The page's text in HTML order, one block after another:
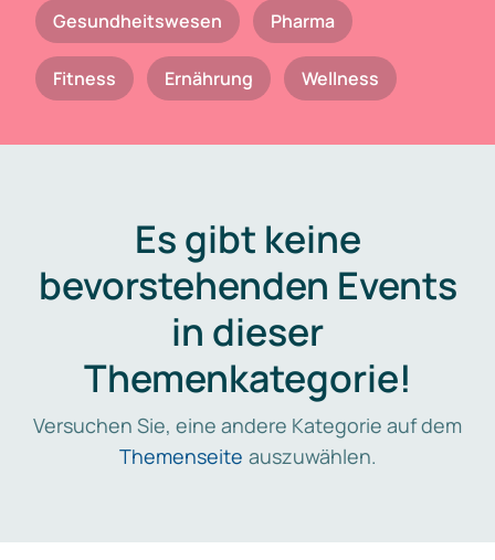
Gesundheitswesen Pharma
Fitness Ernährung Wellness
Es gibt keine
bevorstehenden Events
in dieser
Themenkategorie!
Versuchen Sie, eine andere Kategorie auf dem
Themenseite auszuwählen.